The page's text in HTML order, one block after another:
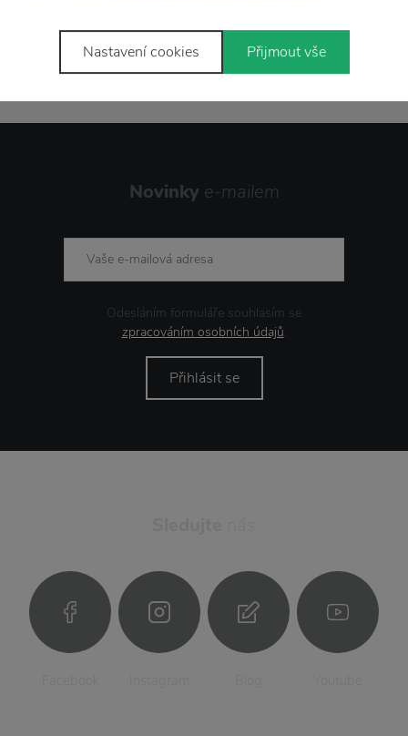
Showroomve Zlíně
Novinky e-mailem
Odesláním formuláře souhlasím se
zpracováním osobních údajů.
Přihlásit se
Nastavení cookies Přijmout vše